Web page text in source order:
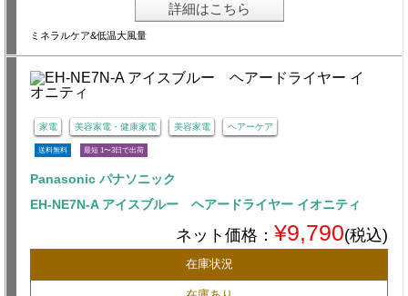
詳細はこちら
ミネラルケア&低温大風量
家電 美容家電・健康家電 美容家電 ヘアーケア
送料無料 最短 1〜3日で出荷
Panasonic パナソニック
EH-NE7N-A アイスブルー ヘアードライヤー イオニティ
ネット価格： ¥9,790(税込)
在庫状況